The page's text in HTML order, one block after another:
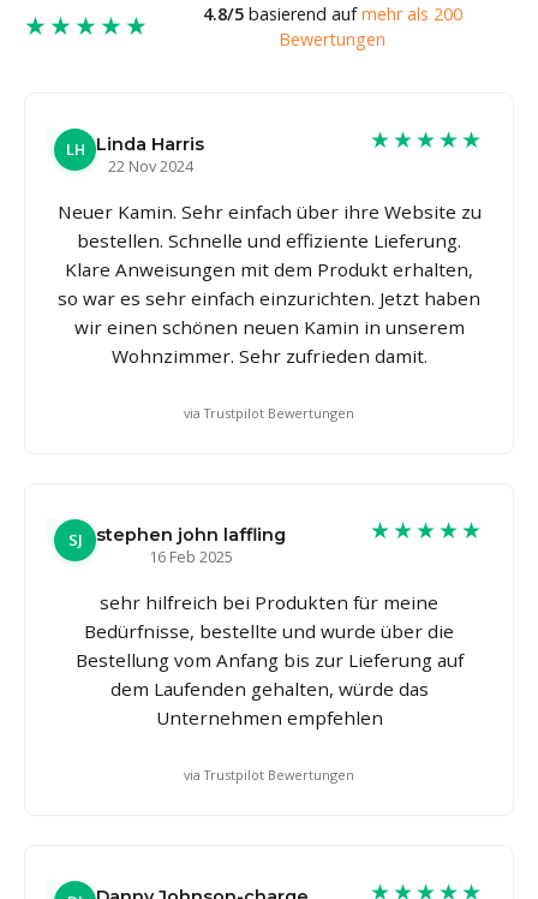
★★★★★ 4.8/5basierend aufmehr als 200
Bewertungen
LH
Linda Harris
22 Nov 2024
★★★★★
Neuer Kamin. Sehr einfach über ihre Website zu
bestellen. Schnelle und effiziente Lieferung.
Klare Anweisungen mit dem Produkt erhalten,
so war es sehr einfach einzurichten. Jetzt haben
wir einen schönen neuen Kamin in unserem
Wohnzimmer. Sehr zufrieden damit.
via Trustpilot Bewertungen
SJ
stephen john laffling
16 Feb 2025
★★★★★
sehr hilfreich bei Produkten für meine
Bedürfnisse, bestellte und wurde über die
Bestellung vom Anfang bis zur Lieferung auf
dem Laufenden gehalten, würde das
Unternehmen empfehlen
via Trustpilot Bewertungen
★★★★★